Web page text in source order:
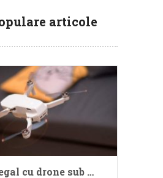
articole
cu drone sub …